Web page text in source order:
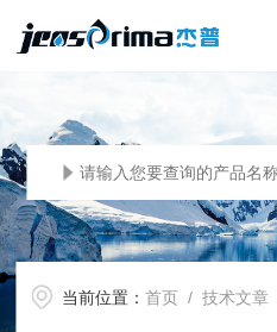
当前位置：首页 /技术文章